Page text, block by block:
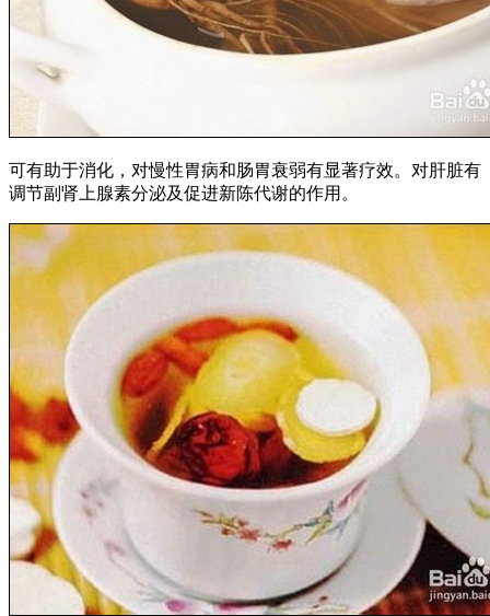
可有助于消化，对慢性胃病和肠胃衰弱有显著疗效。对肝脏有
调节副肾上腺素分泌及促进新陈代谢的作用。